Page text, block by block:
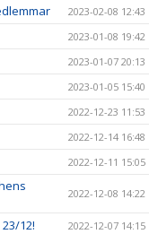
2023-02-08 12:43
2023-01-08 19:42
2023-01-07 20:13
2023-01-05 15:40
2022-12-23 11:53
2022-12-14 16:48
2022-12-11 15:05
2022-12-08 14:22
12! 2022-12-07 14:15